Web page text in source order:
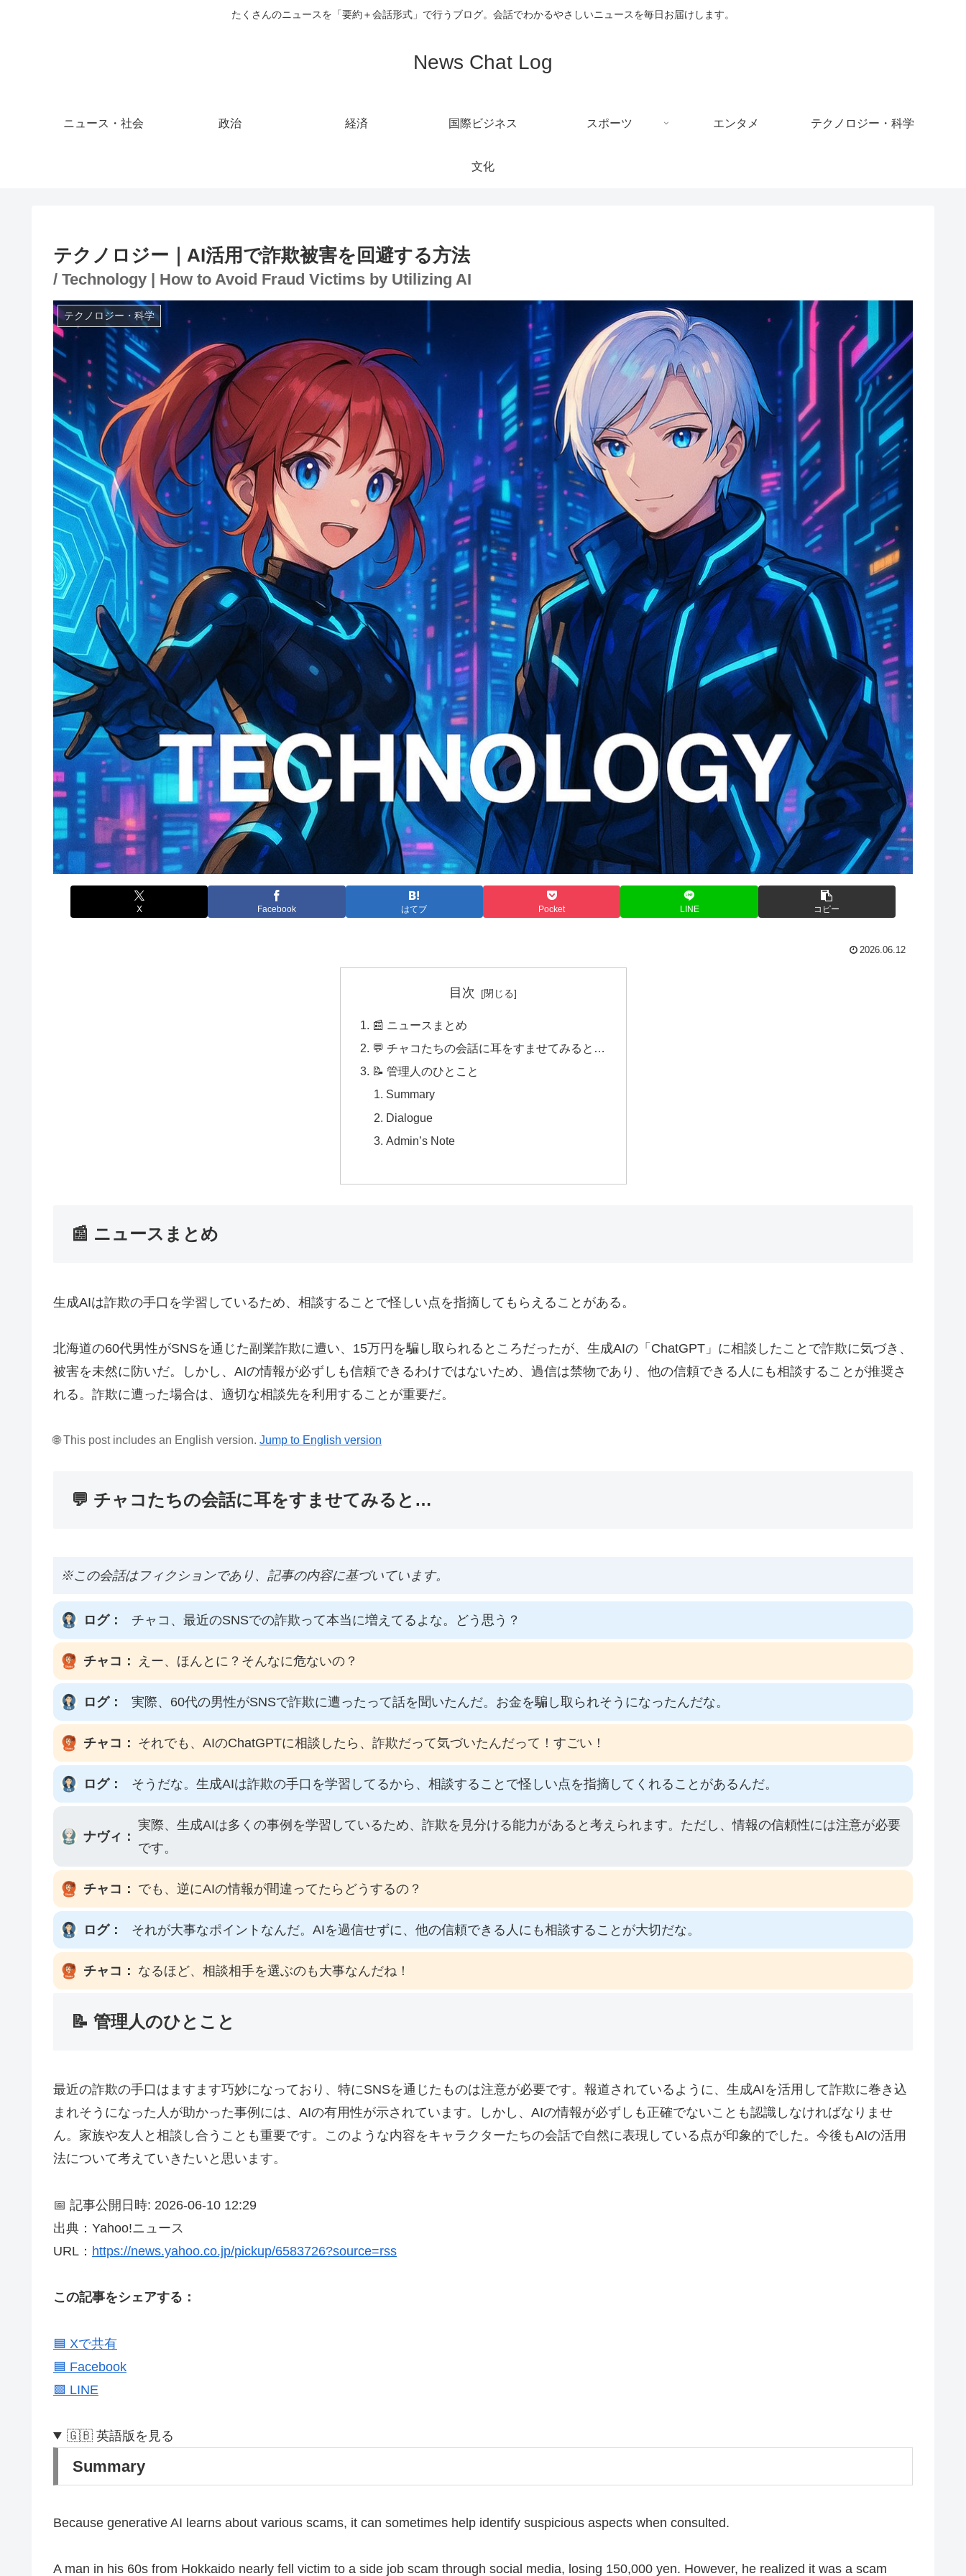
たくさんのニュースを「要約＋会話形式」で行うブログ。会話でわかるやさしいニュースを毎日お届けします。
News Chat Log
ニュース・社会 政治 経済 国際ビジネス スポーツ エンタメ テクノロジー・科学
文化
テクノロジー｜AI活用で詐欺被害を回避する方法
/ Technology | How to Avoid Fraud Victims by Utilizing AI
テクノロジー・科学
X Facebook はてブ Pocket LINE コピー
2026.06.12
目次
📰 ニュースまとめ
💬 チャコたちの会話に耳をすませてみると…
📝 管理人のひとこと
Summary
Dialogue
Admin’s Note
📰 ニュースまとめ
生成AIは詐欺の手口を学習しているため、相談することで怪しい点を指摘してもらえることがある。
北海道の60代男性がSNSを通じた副業詐欺に遭い、15万円を騙し取られるところだったが、生成AIの「ChatGPT」に相談したことで詐欺に気づき、
被害を未然に防いだ。しかし、AIの情報が必ずしも信頼できるわけではないため、過信は禁物であり、他の信頼できる人にも相談することが推奨さ
れる。詐欺に遭った場合は、適切な相談先を利用することが重要だ。
🌐 This post includes an English version. Jump to English version
💬 チャコたちの会話に耳をすませてみると…
※この会話はフィクションであり、記事の内容に基づいています。
ログ： チャコ、最近のSNSでの詐欺って本当に増えてるよな。どう思う？
チャコ： えー、ほんとに？そんなに危ないの？
ログ： 実際、60代の男性がSNSで詐欺に遭ったって話を聞いたんだ。お金を騙し取られそうになったんだな。
チャコ： それでも、AIのChatGPTに相談したら、詐欺だって気づいたんだって！すごい！
ログ： そうだな。生成AIは詐欺の手口を学習してるから、相談することで怪しい点を指摘してくれることがあるんだ。
ナヴィ：
実際、生成AIは多くの事例を学習しているため、詐欺を見分ける能力があると考えられます。ただし、情報の信頼性には注意が必要
です。
チャコ： でも、逆にAIの情報が間違ってたらどうするの？
ログ： それが大事なポイントなんだ。AIを過信せずに、他の信頼できる人にも相談することが大切だな。
チャコ： なるほど、相談相手を選ぶのも大事なんだね！
📝 管理人のひとこと
最近の詐欺の手口はますます巧妙になっており、特にSNSを通じたものは注意が必要です。報道されているように、生成AIを活用して詐欺に巻き込
まれそうになった人が助かった事例には、AIの有用性が示されています。しかし、AIの情報が必ずしも正確でないことも認識しなければなりませ
ん。家族や友人と相談し合うことも重要です。このような内容をキャラクターたちの会話で自然に表現している点が印象的でした。今後もAIの活用
法について考えていきたいと思います。
📅 記事公開日時: 2026-06-10 12:29
出典：Yahoo!ニュース
URL： https://news.yahoo.co.jp/pickup/6583726?source=rss
この記事をシェアする：
🟦 Xで共有
🟦 Facebook
🟩 LINE
🇬🇧 英語版を見る
Summary
Because generative AI learns about various scams, it can sometimes help identify suspicious aspects when consulted.
A man in his 60s from Hokkaido nearly fell victim to a side job scam through social media, losing 150,000 yen. However, he realized it was a scam